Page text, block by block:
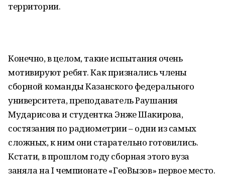
территории.
Конечно, в целом, такие испытания очень
мотивируют ребят. Как признались члены
сборной команды Казанского федерального
университета, преподаватель Раушания
Мударисова и студентка Энже Шакирова,
состязания по радиометрии – одни из самых
сложных, к ним они старательно готовились.
Кстати, в прошлом году сборная этого вуза
заняла на I чемпионате «ГеоВызов» первое место.